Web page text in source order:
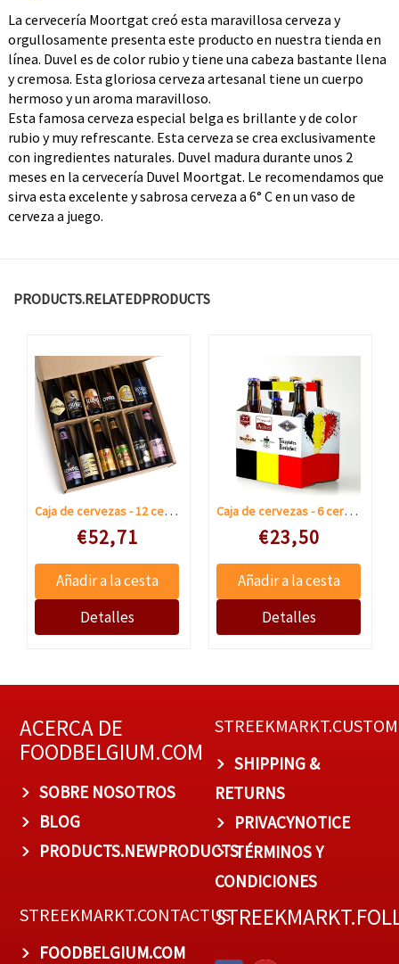
La cervecería Moortgat creó esta maravillosa cerveza y
orgullosamente presenta este producto en nuestra tienda en
línea. Duvel es de color rubio y tiene una cabeza bastante llena
y cremosa. Esta gloriosa cerveza artesanal tiene un cuerpo
hermoso y un aroma maravilloso.
Esta famosa cerveza especial belga es brillante y de color
rubio y muy refrescante. Esta cerveza se crea exclusivamente
con ingredientes naturales. Duvel madura durante unos 2
meses en la cervecería Duvel Moortgat. Le recomendamos que
sirva esta excelente y sabrosa cerveza a 6° C en un vaso de
cerveza a juego.
PRODUCTS.RELATEDPRODUCTS
Caja de cervezas - 12 cervezas regionales
Speciale prijs
€52,71
Caja de cervezas - 6 cervezas regionales
Speciale prijs
€23,50
ACERCA DE
FOODBELGIUM.COM
SOBRE NOSOTROS
BLOG
PRODUCTS.NEWPRODUCTS
SHIPPING &
RETURNS
PRIVACYNOTICE
TÉRMINOS Y
CONDICIONES
STREEKMARKT.CONTACTUS
FOODBELGIUM.COM